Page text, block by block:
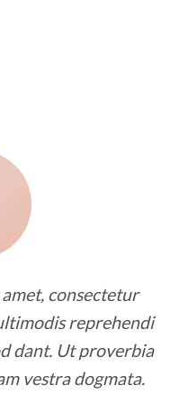
consectetur
reprehendi
dant. Ut proverbia
vestra dogmata.